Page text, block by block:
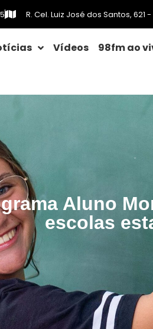
R. Cel. Luiz José dos Santos,
Vídeos 98fm ao
Aluno
escolas